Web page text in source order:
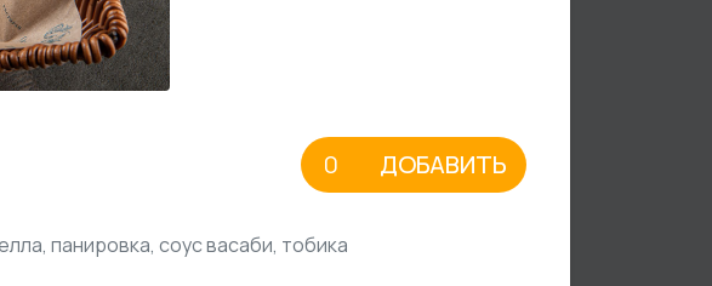
ДОБАВИТЬ
панировка, соус васаби, тобика